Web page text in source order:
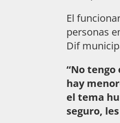
El
personas
Dif
“No
hay
el tema
seguro,